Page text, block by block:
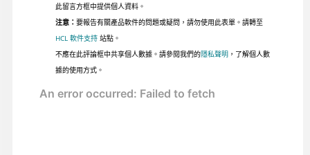
此留言方框中提供個人資料。
注意： 要報告有關產品軟件的問題或疑問，請勿使用此表單。請轉至
HCL 軟件支持站點。
不應在此評論框中共享個人數據。請參閱我們的隱私聲明，了解個人數
據的使用方式。